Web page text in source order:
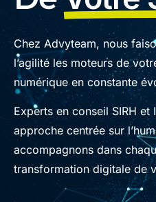
Chez Advyteam, nous
l’agilité les moteurs de
numérique en constante
Experts en conseil SIRH et
approche centrée sur
accompagnons dans
transformation digitale de